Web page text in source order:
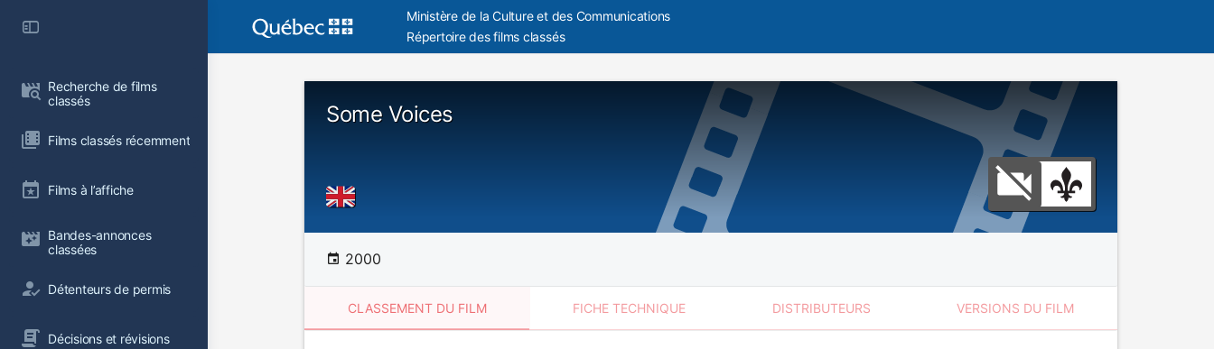
Recherche de films
classés
Films classés récemment
Films à l’affiche
Bandes-annonces
classées
Détenteurs de permis
Décisions et révisions
Ministère de la Culture et des Communications
Répertoire des films classés
Some Voices
2000
CLASSEMENT DU FILM FICHE TECHNIQUE DISTRIBUTEURS VERSIONS DU FILM